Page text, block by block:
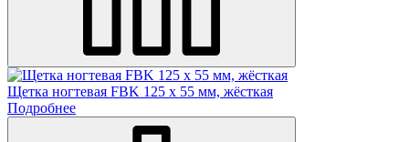
Щетка ногтевая FBK 125 х 55 мм, жёсткая
Подробнее